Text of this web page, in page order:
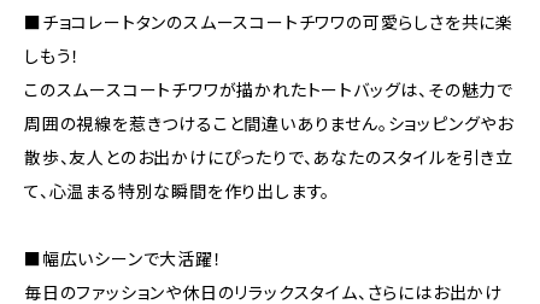
■チョコレートタンのスムースコートチワワの可愛らしさを共に楽
しもう！
このスムースコートチワワが描かれたトートバッグは、その魅力で
周囲の視線を惹きつけること間違いありません。ショッピングやお
散歩、友人とのお出かけにぴったりで、あなたのスタイルを引き立
て、心温まる特別な瞬間を作り出します。
■幅広いシーンで大活躍！
毎日のファッションや休日のリラックスタイム、さらにはお出かけ